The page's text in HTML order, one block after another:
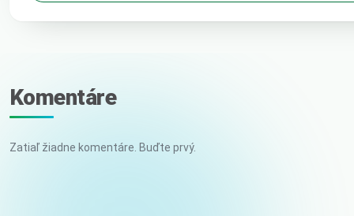
Komentáre
Zatiaľ žiadne komentáre. Buďte prvý.